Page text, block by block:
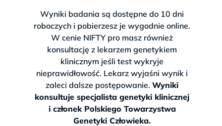
Wyniki badania są dostępne do 10 dni
roboczych i pobierzesz je wygodnie online.
W cenie NIFTY pro masz również
konsultację z lekarzem genetykiem
klinicznym jeśli test wykryje
nieprawidłowość. Lekarz wyjaśni wynik i
zaleci dalsze postępowanie. Wyniki
konsultuje specjalista genetyki klinicznej
i członek Polskiego Towarzystwa
Genetyki Człowieka.